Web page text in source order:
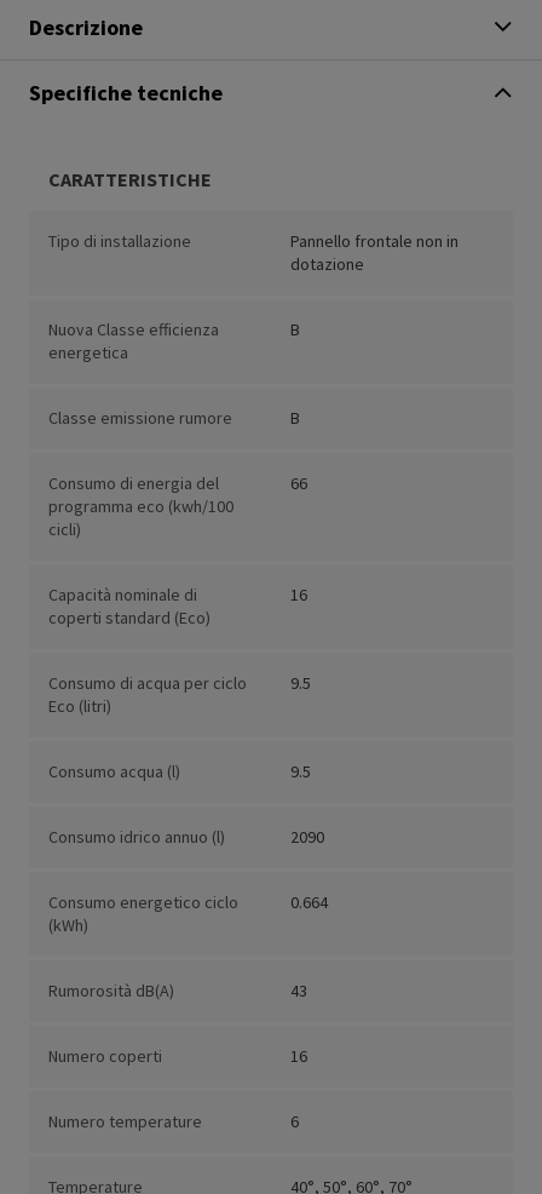
Descrizione
Specifiche tecniche
CARATTERISTICHE
Tipo di installazione
Pannello frontale non in
dotazione
Nuova Classe efficienza
energetica
B
Classe emissione rumore B
Consumo di energia del
programma eco (kwh/100
cicli)
66
Capacità nominale di
coperti standard (Eco)
16
Consumo di acqua per ciclo
Eco (litri)
9.5
Consumo acqua (l) 9.5
Consumo idrico annuo (l) 2090
Consumo energetico ciclo
(kWh)
0.664
Rumorosità dB(A) 43
Numero coperti 16
Numero temperature 6
Temperature 40°, 50°, 60°, 70°